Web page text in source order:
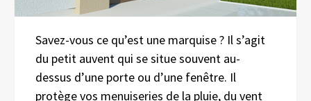
Savez-vous ce qu’est une marquise ? Il s’agit
du petit auvent qui se situe souvent au-
dessus d’une porte ou d’une fenêtre. Il
protège vos menuiseries de la pluie, du vent